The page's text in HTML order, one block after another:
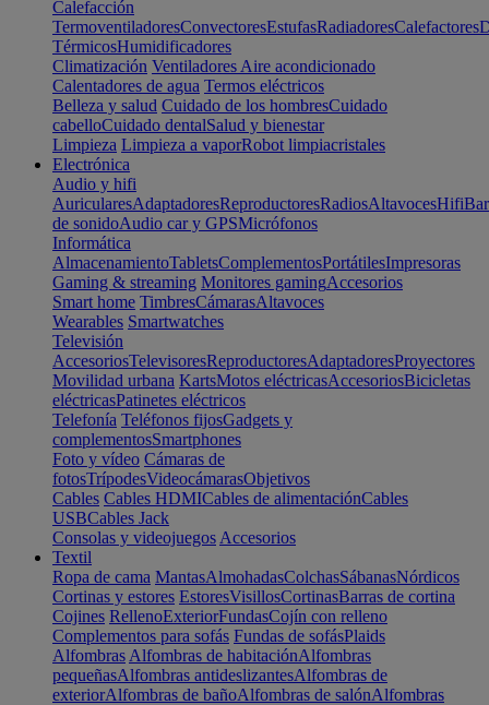
Calefacción
TermoventiladoresConvectoresEstufasRadiadoresCalefactores
TérmicosHumidificadores
Climatización Ventiladores Aire acondicionado
Calentadores de agua Termos eléctricos
Belleza y salud Cuidado de los hombresCuidado
cabelloCuidado dentalSalud y bienestar
Limpieza Limpieza a vaporRobot limpiacristales
Electrónica
Audio y hifi
AuricularesAdaptadoresReproductoresRadiosAltavocesHifi
de sonidoAudio car y GPSMicrófonos
Informática
AlmacenamientoTabletsComplementosPortátilesImpresoras
Gaming & streaming Monitores gamingAccesorios
Smart home TimbresCámarasAltavoces
Wearables Smartwatches
Televisión
AccesoriosTelevisoresReproductoresAdaptadoresProyectores
Movilidad urbana KartsMotos eléctricasAccesoriosBicicletas
eléctricasPatinetes eléctricos
Telefonía Teléfonos fijosGadgets y
complementosSmartphones
Foto y vídeo Cámaras de
fotosTrípodesVideocámarasObjetivos
Cables Cables HDMICables de alimentaciónCables
USBCables Jack
Consolas y videojuegos Accesorios
Textil
Ropa de cama MantasAlmohadasColchasSábanasNórdicos
Cortinas y estores EstoresVisillosCortinasBarras de cortina
Cojines RellenoExteriorFundasCojín con relleno
Complementos para sofás Fundas de sofásPlaids
Alfombras Alfombras de habitaciónAlfombras
pequeñasAlfombras antideslizantesAlfombras de
exteriorAlfombras de bañoAlfombras de salónAlfombras